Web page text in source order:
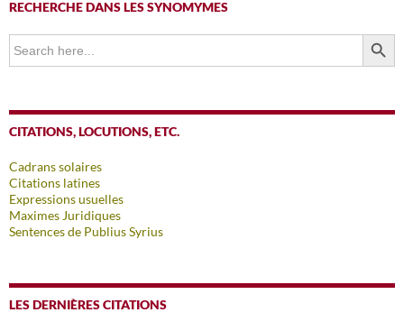
RECHERCHE DANS LES SYNOMYMES
Search
for:
SEARCH
CITATIONS, LOCUTIONS, ETC.
Cadrans solaires
Citations latines
Expressions usuelles
Maximes Juridiques
Sentences de Publius Syrius
LES DERNIÈRES CITATIONS